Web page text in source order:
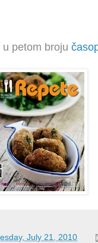
petom broju
July 21, 2010